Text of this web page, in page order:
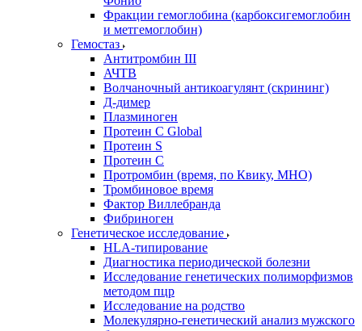
Фракции гемоглобина (карбоксигемоглобин
и метгемоглобин)
Гемостаз
Антитромбин III
АЧТВ
Волчаночный антикоагулянт (скрининг)
Д-димер
Плазминоген
Протеин C Global
Протеин S
Протеин С
Протромбин (время, по Квику, МНО)
Тромбиновое время
Фактор Виллебранда
Фибриноген
Генетическое исследование
HLA-типирование
Диагностика периодической болезни
Исследование генетических полиморфизмов
методом пцр
Исследование на родство
Молекулярно-генетический анализ мужского